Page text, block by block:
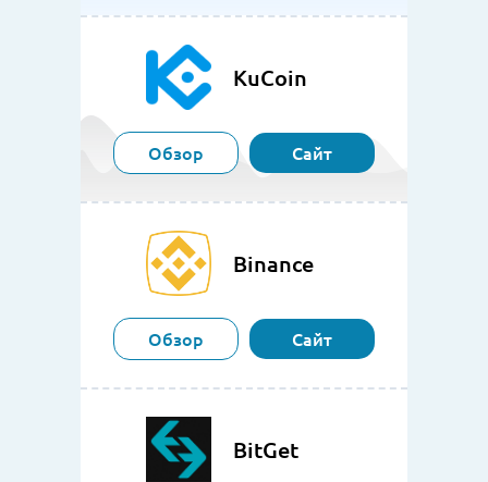
KuCoin
Обзор Сайт
Binance
Обзор Сайт
BitGet